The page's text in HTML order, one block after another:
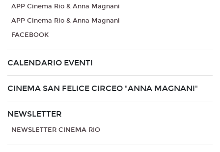
APP Cinema Rio & Anna Magnani
APP Cinema Rio & Anna Magnani
FACEBOOK
CALENDARIO EVENTI
CINEMA SAN FELICE CIRCEO "ANNA MAGNANI"
NEWSLETTER
NEWSLETTER CINEMA RIO